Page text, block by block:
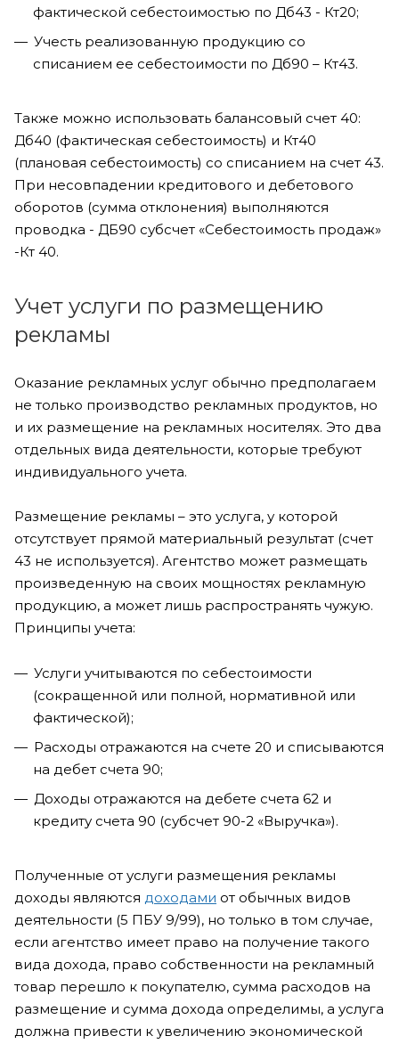
фактической себестоимостью по Дб43 - Кт20;
Учесть реализованную продукцию со
списанием ее себестоимости по Дб90 – Кт43.
Также можно использовать балансовый счет 40:
Дб40 (фактическая себестоимость) и Кт40
(плановая себестоимость) со списанием на счет 43.
При несовпадении кредитового и дебетового
оборотов (сумма отклонения) выполняются
проводка - ДБ90 субсчет «Себестоимость продаж»
-Кт 40.
Учет услуги по размещению
рекламы
Оказание рекламных услуг обычно предполагаем
не только производство рекламных продуктов, но
и их размещение на рекламных носителях. Это два
отдельных вида деятельности, которые требуют
индивидуального учета.
Размещение рекламы – это услуга, у которой
отсутствует прямой материальный результат (счет
43 не используется). Агентство может размещать
произведенную на своих мощностях рекламную
продукцию, а может лишь распространять чужую.
Принципы учета:
Услуги учитываются по себестоимости
(сокращенной или полной, нормативной или
фактической);
Расходы отражаются на счете 20 и списываются
на дебет счета 90;
Доходы отражаются на дебете счета 62 и
кредиту счета 90 (субсчет 90-2 «Выручка»).
Полученные от услуги размещения рекламы
доходы являются доходами от обычных видов
деятельности (5 ПБУ 9/99), но только в том случае,
если агентство имеет право на получение такого
вида дохода, право собственности на рекламный
товар перешло к покупателю, сумма расходов на
размещение и сумма дохода определимы, а услуга
должна привести к увеличению экономической